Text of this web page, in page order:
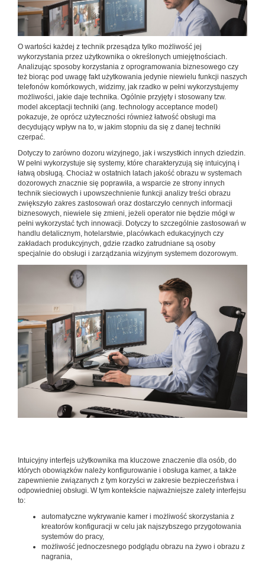
O wartości każdej z technik przesądza tylko możliwość jej
wykorzystania przez użytkownika o określonych umiejętnościach.
Analizując sposoby korzystania z oprogramowania biznesowego czy
też biorąc pod uwagę fakt użytkowania jedynie niewielu funkcji naszych
telefonów komórkowych, widzimy, jak rzadko w pełni wykorzystujemy
możliwości, jakie daje technika. Ogólnie przyjęty i stosowany tzw.
model akceptacji techniki (ang. technology acceptance model)
pokazuje, że oprócz użyteczności również łatwość obsługi ma
decydujący wpływ na to, w jakim stopniu da się z danej techniki
czerpać.
Dotyczy to zarówno dozoru wizyjnego, jak i wszystkich innych dziedzin.
W pełni wykorzystuje się systemy, które charakteryzują się intuicyjną i
łatwą obsługą. Chociaż w ostatnich latach jakość obrazu w systemach
dozorowych znacznie się poprawiła, a wsparcie ze strony innych
technik sieciowych i upowszechnienie funkcji analizy treści obrazu
zwiększyło zakres zastosowań oraz dostarczyło cennych informacji
biznesowych, niewiele się zmieni, jeżeli operator nie będzie mógł w
pełni wykorzystać tych innowacji. Dotyczy to szczególnie zastosowań w
handlu detalicznym, hotelarstwie, placówkach edukacyjnych czy
zakładach produkcyjnych, gdzie rzadko zatrudniane są osoby
specjalnie do obsługi i zarządzania wizyjnym systemem dozorowym.
Intuicyjny interfejs użytkownika ma kluczowe znaczenie dla osób, do
których obowiązków należy konfigurowanie i obsługa kamer, a także
zapewnienie związanych z tym korzyści w zakresie bezpieczeństwa i
odpowiedniej obsługi. W tym kontekście najważniejsze zalety interfejsu
to:
automatyczne wykrywanie kamer i możliwość skorzystania z
kreatorów konfiguracji w celu jak najszybszego przygotowania
systemów do pracy,
możliwość jednoczesnego podglądu obrazu na żywo i obrazu z
nagrania,